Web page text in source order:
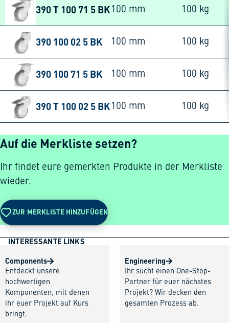
390 T 100 71 5 BK 100 mm 100 kg
390 100 02 5 BK 100 mm 100 kg
390 100 71 5 BK 100 mm 100 kg
390 T 100 02 5 BK 100 mm 100 kg
Auf die Merkliste setzen?
Ihr findet eure gemerkten Produkte in der Merkliste
wieder.
ZUR MERKLISTE HINZUFÜGEN
INTERESSANTE LINKS
Components
Entdeckt unsere
hochwertigen
Komponenten, mit denen
ihr euer Projekt auf Kurs
bringt.
Engineering
Ihr sucht einen One-Stop-
Partner für euer nächstes
Projekt? Wir decken den
gesamten Prozess ab.